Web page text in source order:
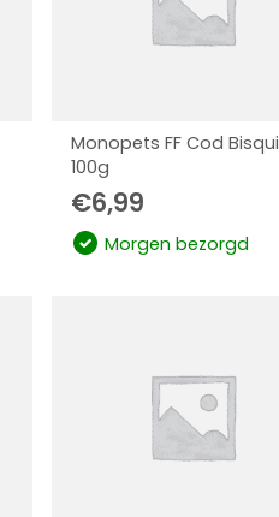
Monopets FF Cod
100g
€6,99
Morgen bezorgd